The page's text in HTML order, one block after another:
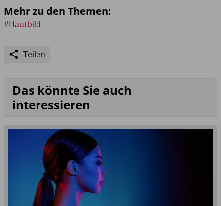
Mehr zu den Themen:
#Hautbild
Teilen
Das könnte Sie auch
interessieren